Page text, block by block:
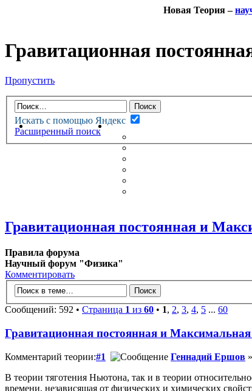
Новая Теория –
Гравитационная
Пропустить
Искать с помощью Яндекс
Расширенный поиск
НОВАЯ ТЕОРИЯФОРУМ
НЕПРОЧИТАННЫЕ
Гравитационная постоянная и
Правила форума
Научный форум "Физика"
Комментировать
Сообщений: 592 • Страница 1 из 60 • 1, 2, 3, 4, 5 ... 60
Гравитационная постоянная и Максимальная
Комментарий теории:#1 Геннадий Ершов
В теории тяготения Ньютона, так и в теории
времени, независящая от физических и химических